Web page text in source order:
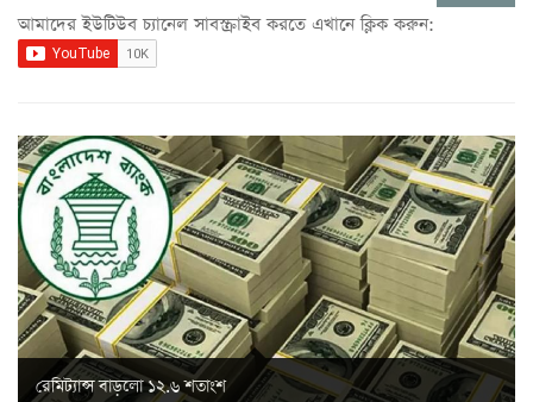
আমাদের ইউটিউব চ্যানেল সাবস্ক্রাইব করতে এখানে ক্লিক করুন:
রেমিট্যান্স বাড়লো ১২.৬ শতাংশ